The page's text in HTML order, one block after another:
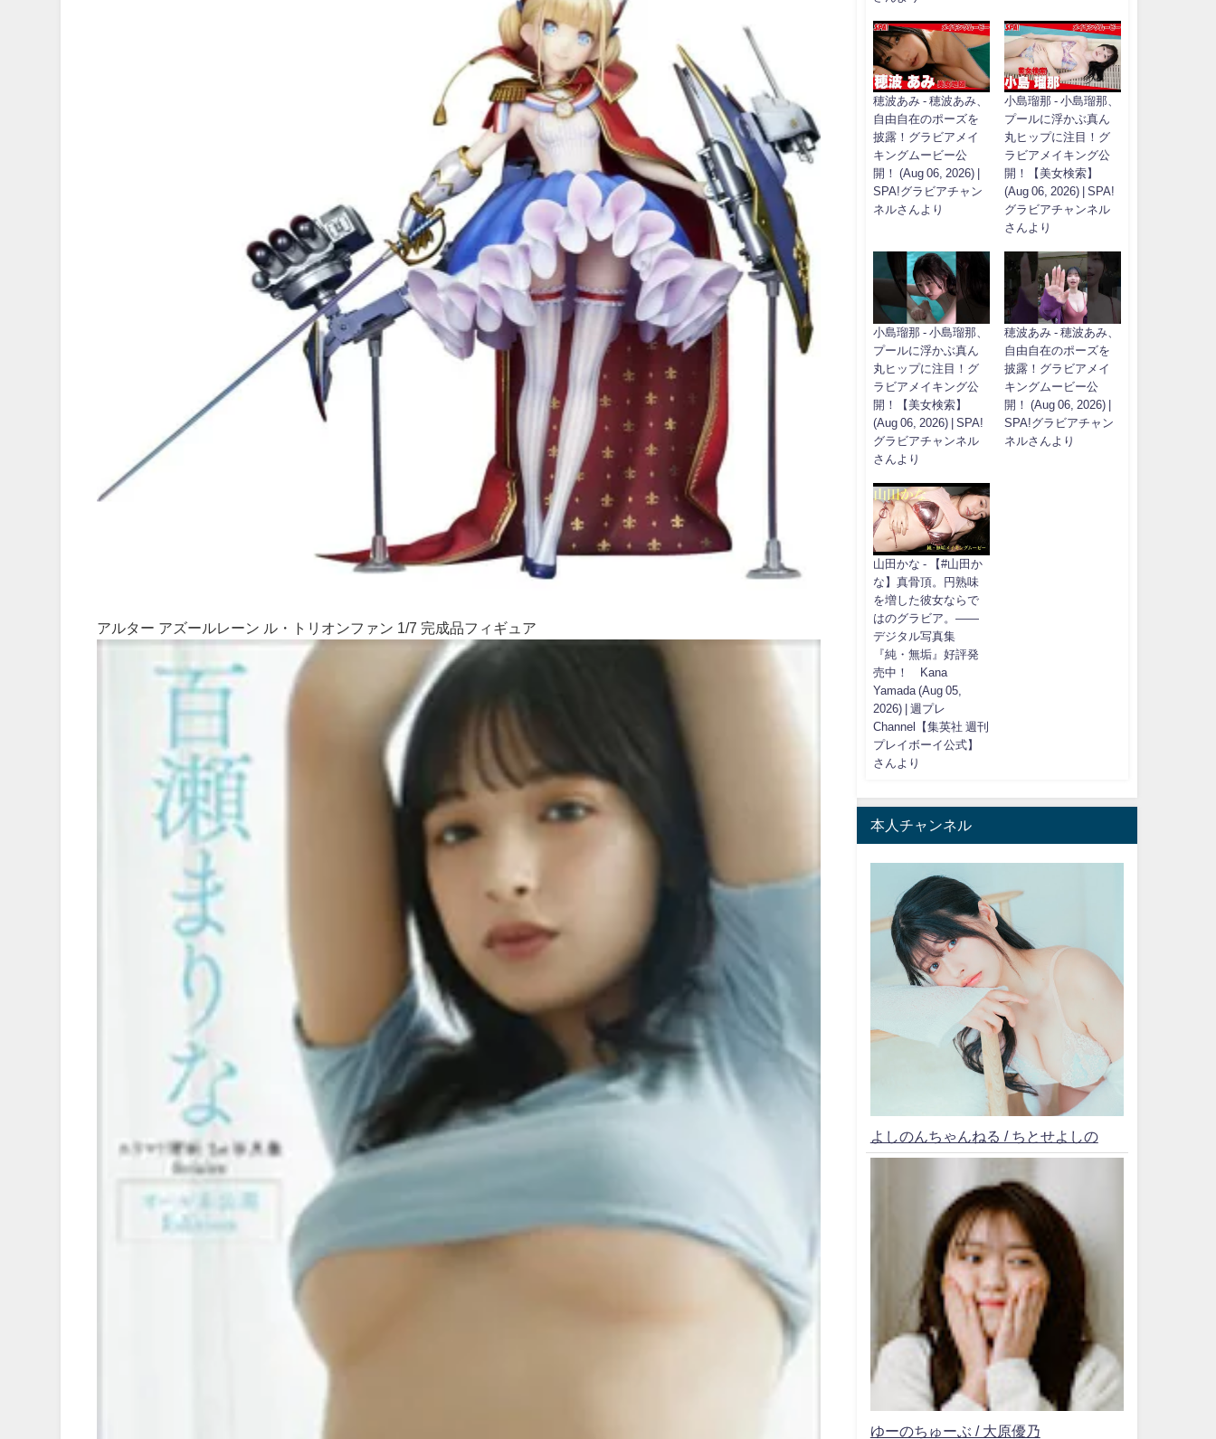
アルター アズールレーン ル・トリオンファン 1/7 完成品フィギュア
穂波あみ - 穂波あみ、
自由自在のポーズを
披露！グラビアメイ
キングムービー公
開！ (Aug 06, 2026) |
SPA!グラビアチャン
ネルさんより
小島瑠那 - 小島瑠那、
プールに浮かぶ真ん
丸ヒップに注目！グ
ラビアメイキング公
開！【美女検索】
(Aug 06, 2026) | SPA!
グラビアチャンネル
さんより
小島瑠那 - 小島瑠那、
プールに浮かぶ真ん
丸ヒップに注目！グ
ラビアメイキング公
開！【美女検索】
(Aug 06, 2026) | SPA!
グラビアチャンネル
さんより
穂波あみ - 穂波あみ、
自由自在のポーズを
披露！グラビアメイ
キングムービー公
開！ (Aug 06, 2026) |
SPA!グラビアチャン
ネルさんより
山田かな - 【#山田か
な】真骨頂。円熟味
を増した彼女ならで
はのグラビア。――
デジタル写真集
『純・無垢』好評発
売中！ Kana
Yamada (Aug 05,
2026) | 週プレ
Channel【集英社 週刊
プレイボーイ公式】
さんより
本人チャンネル
よしのんちゃんねる / ちとせよしの
ゆーのちゅーぶ / 大原優乃